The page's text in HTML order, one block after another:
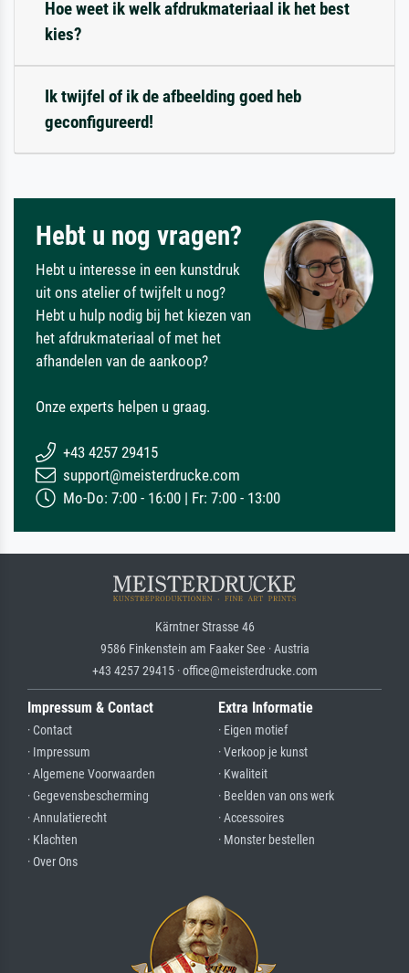
Hoe weet ik welk afdrukmateriaal ik het best
kies?
Ik twijfel of ik de afbeelding goed heb
geconfigureerd!
Hebt u nog vragen?
Hebt u interesse in een kunstdruk
uit ons atelier of twijfelt u nog?
Hebt u hulp nodig bij het kiezen van
het afdrukmateriaal of met het
afhandelen van de aankoop?
Onze experts helpen u graag.
+43 4257 29415
support@meisterdrucke.com
Mo-Do: 7:00 - 16:00 | Fr: 7:00 - 13:00
Kärntner Strasse 46
9586 Finkenstein am Faaker See · Austria
+43 4257 29415 · office@meisterdrucke.com
Impressum & Contact
· Contact
· Impressum
· Algemene Voorwaarden
· Gegevensbescherming
· Annulatierecht
· Klachten
· Over Ons
Extra Informatie
· Eigen motief
· Verkoop je kunst
· Kwaliteit
· Beelden van ons werk
· Accessoires
· Monster bestellen